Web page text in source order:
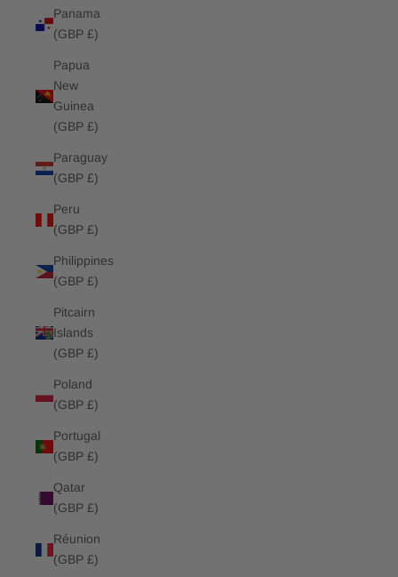
Panama
(GBP £)
Papua
New
Guinea
(GBP £)
Paraguay
(GBP £)
Peru
(GBP £)
Philippines
(GBP £)
Pitcairn
Islands
(GBP £)
Poland
(GBP £)
Portugal
(GBP £)
Qatar
(GBP £)
Réunion
(GBP £)